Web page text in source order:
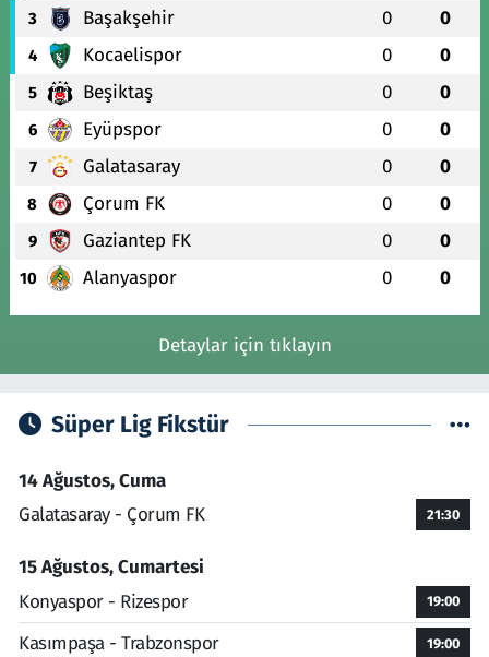
3 Başakşehir 0 0
4 Kocaelispor 0 0
5 Beşiktaş 0 0
6 Eyüpspor 0 0
7 Galatasaray 0 0
8 Çorum FK 0 0
9 Gaziantep FK 0 0
10 Alanyaspor 0 0
Detaylar için tıklayın
Süper Lig Fikstür
14 Ağustos, Cuma
Galatasaray - Çorum FK
21:30
15 Ağustos, Cumartesi
Konyaspor - Rizespor
19:00
Kasımpaşa - Trabzonspor 19:00